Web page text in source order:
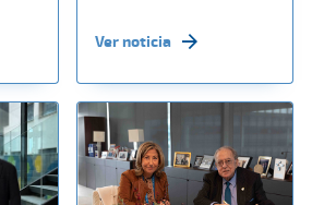
Ver noticia